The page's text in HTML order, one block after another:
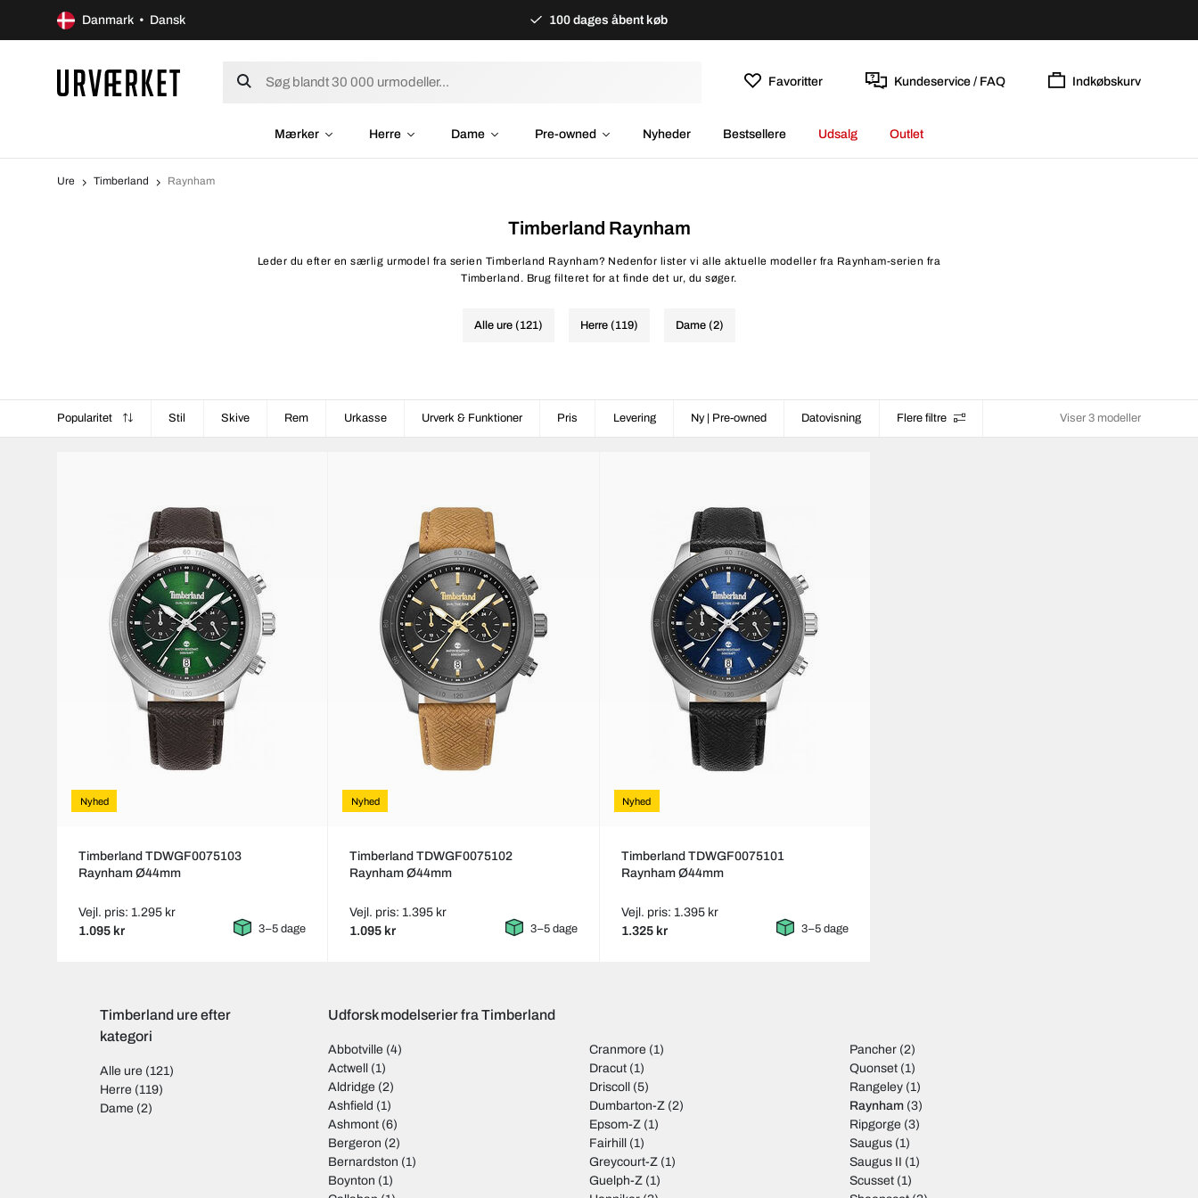
Danmark • Dansk 100 dages åbent køb
Favoritter Kundeservice / FAQ Indkøbskurv
Mærker Herre Dame Pre-owned Nyheder Bestsellere Udsalg Outlet
Ure Timberland Raynham
Timberland Raynham
Leder du efter en særlig urmodel fra serien Timberland Raynham? Nedenfor lister vi alle aktuelle modeller fra Raynham-serien fra
Timberland. Brug filteret for at finde det ur, du søger.
Alle ure (121) Herre (119) Dame (2)
Popularitet Stil Skive Rem Urkasse Urverk & Funktioner Pris Levering Ny | Pre-owned Datovisning Flere filtre Viser 3 modeller
Nyhed
Timberland TDWGF0075103
Raynham Ø44mm
Vejl. pris: 1.295 kr
1.095 kr 3–5 dage
Nyhed
Timberland TDWGF0075102
Raynham Ø44mm
Vejl. pris: 1.395 kr
1.095 kr 3–5 dage
Nyhed
Timberland TDWGF0075101
Raynham Ø44mm
Vejl. pris: 1.395 kr
1.325 kr 3–5 dage
Timberland ure efter
kategori
Alle ure (121)
Herre (119)
Dame (2)
Udforsk modelserier fra Timberland
Abbotville (4)
Actwell
(1)
Aldridge (2)
Ashfield (1)
Ashmont (6)
Bergeron (2)
Bernardston (1)
Boynton (1)
Cranmore (1)
Dracut(1)
Driscoll
(5)
Dumbarton-Z(2)
Epsom-Z(1)
Fairhill
(1)
Greycourt-Z(1)
Guelph-Z(1)
Pancher (2)
Quonset (1)
Rangeley (1)
Raynham (3)
Ripgorge (3)
Saugus (1)
Saugus II (1)
Scusset (1)